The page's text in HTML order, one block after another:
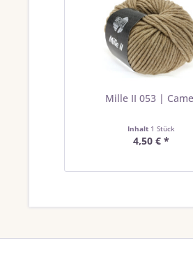
Mille II 053 |
Inhalt 1 Stück
4,50 € *